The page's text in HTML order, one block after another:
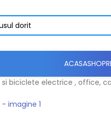
ACASASHOP
biciclete electrice , office,